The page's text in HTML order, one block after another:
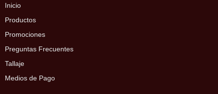
Inicio
Productos
Promociones
Preguntas Frecuentes
Tallaje
Medios de Pago